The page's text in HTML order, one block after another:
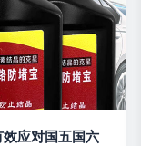
应对国五国六